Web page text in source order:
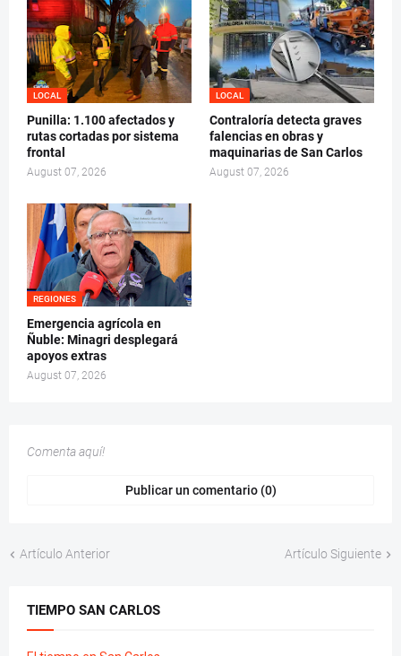
LOCAL
Punilla: 1.100 afectados y
rutas cortadas por sistema
frontal
August 07, 2026
LOCAL
Contraloría detecta graves
falencias en obras y
maquinarias de San Carlos
August 07, 2026
REGIONES
Emergencia agrícola en
Ñuble: Minagri desplegará
apoyos extras
August 07, 2026
Comenta aquí!
Publicar un comentario (0)
Artículo Anterior Artículo Siguiente
TIEMPO SAN CARLOS